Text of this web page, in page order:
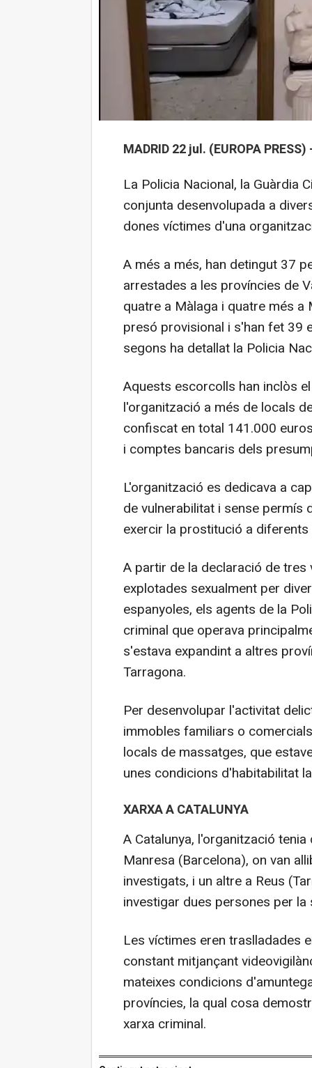
MADRID 22 jul. (EUROPA PRESS)
La Policia Nacional, la Guàrdia
conjunta desenvolupada a
dones víctimes d'una
A més a més, han detingut 37
arrestades a les províncies de
quatre a Màlaga i quatre més
presó provisional i s'han fet 39
segons ha detallat la Policia
Aquests escorcolls han inclòs
l'organització a més de locals
confiscat en total 141.000
i comptes bancaris dels
L'organització es dedicava a
de vulnerabilitat i sense permís
exercir la prostitució a
A partir de la declaració de
explotades sexualment per
espanyoles, els agents de la
criminal que operava
s'estava expandint a altres
Tarragona.
Per desenvolupar l'activitat
immobles familiars o
locals de massatges, que
unes condicions d'habitabilitat
XARXA A CATALUNYA
A Catalunya, l'organització
Manresa (Barcelona), on van
investigats, i un altre a Reus
investigar dues persones per
Les víctimes eren traslladades
constant mitjançant
mateixes condicions
províncies, la qual cosa
xarxa criminal.